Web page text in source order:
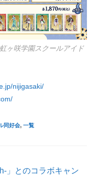
ヶ咲学園スクールアイド
nijigasaki/
同好会, 一覧
」とのコラボキャン